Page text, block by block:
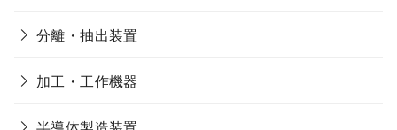
分離・抽出装置
加工・工作機器